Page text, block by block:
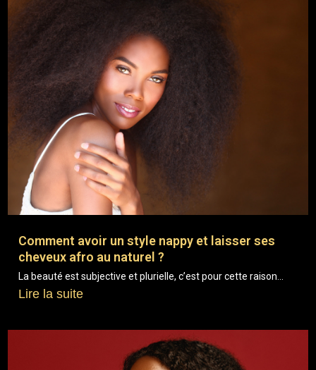
Comment avoir un style nappy et laisser ses
cheveux afro au naturel ?
La beauté est subjective et plurielle, c’est pour cette raison...
Lire la suite